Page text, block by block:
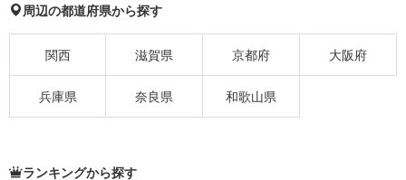
周辺の都道府県から探す
関西 滋賀県 京都府 大阪府
兵庫県 奈良県 和歌山県
ランキングから探す